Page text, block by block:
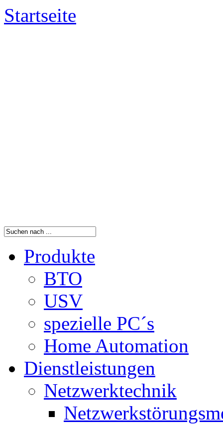
Startseite
Produkte
BTO
USV
spezielle PC´s
Home Automation
Dienstleistungen
Netzwerktechnik